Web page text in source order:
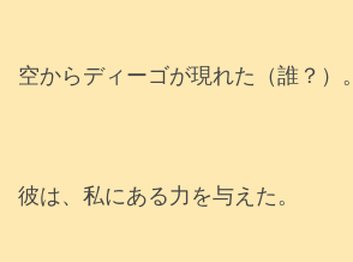
空からディーゴが現れた（誰？）。
彼は、私にある力を与えた。